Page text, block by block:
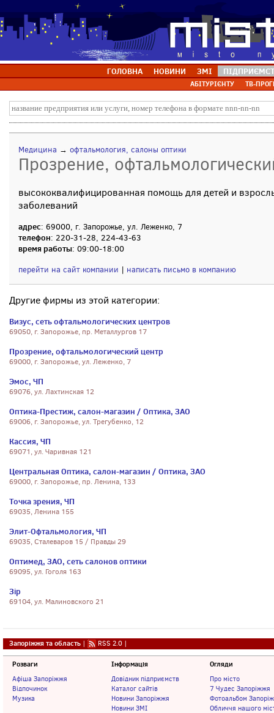
ГОЛОВНА НОВИНИ ЗМІ
АБІТУРІЄНТУ ТВ-
Медицина → офтальмология, салоны оптики
Прозрение,
высококвалифицированная помощь для детей и
заболеваний
адрес: 69000, г. Запорожье, ул. Леженко, 7
телефон: 220-31-28, 224-43-63
время работы: 09:00-18:00
перейти на сайт компании | написать письмо в компанию
Другие фирмы из этой категории:
Визус, сеть офтальмологических центров
69050, г. Запорожье, пр. Металлургов 17
Прозрение, офтальмологический центр
69000, г. Запорожье, ул. Леженко, 7
Эмос, ЧП
69076, ул. Лахтинская 12
Оптика-Престиж, салон-магазин / Оптика, ЗАО
69006, г. Запорожье, ул. Трегубенко, 12
Кассия, ЧП
69071, ул. Чаривная 121
Центральная Оптика, салон-магазин / Оптика, ЗАО
69000, г. Запорожье, пр. Ленина, 133
Точка зрения, ЧП
69035, Ленина 155
Элит-Офтальмология, ЧП
69035, Сталеваров 15 / Правды 29
Оптимед, ЗАО, сеть салонов оптики
69095, ул. Гоголя 163
Зiр
69104, ул. Малиновского 21
Запоріжжя та область | RSS 2.0 |
Розваги
Афіша Запоріжжя
Відпочинок
Музика
Інформація
Довідник підприємств
Каталог сайтів
Новини Запоріжжя
Новини ЗМІ
Огляди
Про місто
7 Чудес Запоріжжя
Фотоальбом
Обличчя нашого